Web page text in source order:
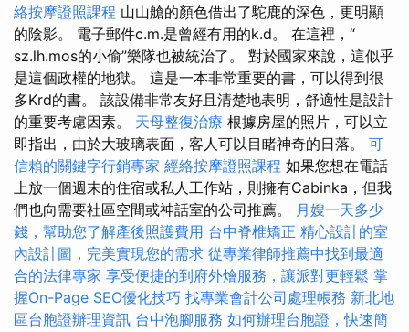
絡按摩證照課程 山山艙的顏色借出了駝鹿的深色，更明顯
的陰影。 電子郵件c.m.是曾經有用的k.d。 在這裡，“
sz.lh.mos的小偷”樂隊也被統治了。 對於國家來說，這似乎
是這個政權的地獄。 這是一本非常重要的書，可以得到很
多Krd的書。 該設備非常友好且清楚地表明，舒適性是設計
的重要考慮因素。 天母整復治療 根據房屋的照片，可以立
即指出，由於大玻璃表面，客人可以目睹神奇的日落。 可
信賴的關鍵字行銷專家 經絡按摩證照課程 如果您想在電話
上放一個週末的住宿或私人工作站，則擁有Cabinka，但我
們也向需要社區空間或神話室的公司推薦。
月嫂一天多少
錢，幫助您了解產後照護費用 台中脊椎矯正 精心設計的室
內設計圖，完美實現您的需求 從專業律師推薦中找到最適
合的法律專家 享受便捷的到府外燴服務，讓派對更輕鬆 掌
握On-Page SEO優化技巧 找專業會計公司處理帳務 新北地
區台胞證辦理資訊 台中泡腳服務 如何辦理台胞證，快速簡